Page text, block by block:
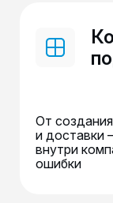
От
и доставки
внутри
ошибки